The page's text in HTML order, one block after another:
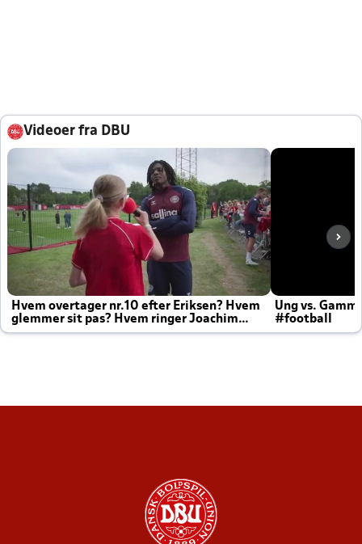
Videoer fra DBU
Hvem overtager nr.10 efter Eriksen? Hvem
glemmer sit pas? Hvem ringer Joachim
altid til efter kampe?
Ung vs.
#football